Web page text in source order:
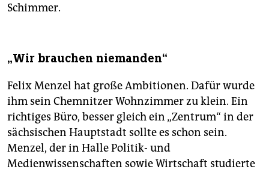
Schimmer.
„Wir brauchen niemanden“
Felix Menzel hat große Ambitionen. Dafür wurde
ihm sein Chemnitzer Wohnzimmer zu klein. Ein
richtiges Büro, besser gleich ein „Zentrum“ in der
sächsischen Hauptstadt sollte es schon sein.
Menzel, der in Halle Politik- und
Medienwissenschaften sowie Wirtschaft studierte